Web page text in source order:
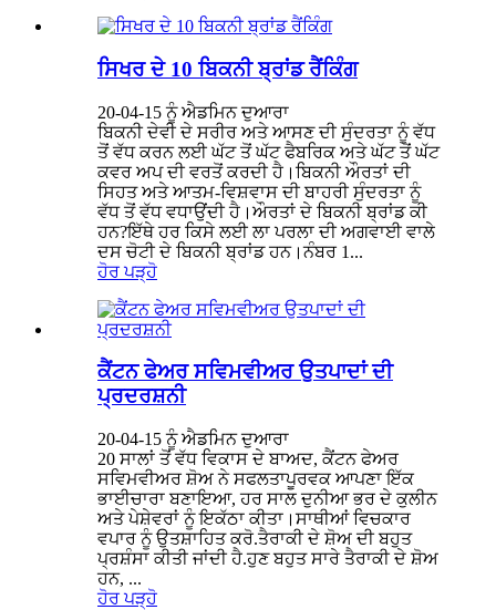
ਸਿਖਰ ਦੇ 10 ਬਿਕਨੀ ਬ੍ਰਾਂਡ ਰੈਂਕਿੰਗ
20-04-15 ਨੂੰ ਐਡਮਿਨ ਦੁਆਰਾ
ਬਿਕਨੀ ਦੇਵੀ ਦੇ ਸਰੀਰ ਅਤੇ ਆਸਣ ਦੀ ਸੁੰਦਰਤਾ ਨੂੰ ਵੱਧ
ਤੋਂ ਵੱਧ ਕਰਨ ਲਈ ਘੱਟ ਤੋਂ ਘੱਟ ਫੈਬਰਿਕ ਅਤੇ ਘੱਟ ਤੋਂ ਘੱਟ
ਕਵਰ ਅਪ ਦੀ ਵਰਤੋਂ ਕਰਦੀ ਹੈ।ਬਿਕਨੀ ਔਰਤਾਂ ਦੀ
ਸਿਹਤ ਅਤੇ ਆਤਮ-ਵਿਸ਼ਵਾਸ ਦੀ ਬਾਹਰੀ ਸੁੰਦਰਤਾ ਨੂੰ
ਵੱਧ ਤੋਂ ਵੱਧ ਵਧਾਉਂਦੀ ਹੈ।ਔਰਤਾਂ ਦੇ ਬਿਕਨੀ ਬ੍ਰਾਂਡ ਕੀ
ਹਨ?ਇੱਥੇ ਹਰ ਕਿਸੇ ਲਈ ਲਾ ਪਰਲਾ ਦੀ ਅਗਵਾਈ ਵਾਲੇ
ਦਸ ਚੋਟੀ ਦੇ ਬਿਕਨੀ ਬ੍ਰਾਂਡ ਹਨ।ਨੰਬਰ 1...
ਹੋਰ ਪੜ੍ਹੋ
ਕੈਂਟਨ ਫੇਅਰ ਸਵਿਮਵੀਅਰ ਉਤਪਾਦਾਂ ਦੀ
ਪ੍ਰਦਰਸ਼ਨੀ
20-04-15 ਨੂੰ ਐਡਮਿਨ ਦੁਆਰਾ
20 ਸਾਲਾਂ ਤੋਂ ਵੱਧ ਵਿਕਾਸ ਦੇ ਬਾਅਦ, ਕੈਂਟਨ ਫੇਅਰ
ਸਵਿਮਵੀਅਰ ਸ਼ੋਅ ਨੇ ਸਫਲਤਾਪੂਰਵਕ ਆਪਣਾ ਇੱਕ
ਭਾਈਚਾਰਾ ਬਣਾਇਆ, ਹਰ ਸਾਲ ਦੁਨੀਆ ਭਰ ਦੇ ਕੁਲੀਨ
ਅਤੇ ਪੇਸ਼ੇਵਰਾਂ ਨੂੰ ਇਕੱਠਾ ਕੀਤਾ।ਸਾਥੀਆਂ ਵਿਚਕਾਰ
ਵਪਾਰ ਨੂੰ ਉਤਸ਼ਾਹਿਤ ਕਰੋ.ਤੈਰਾਕੀ ਦੇ ਸ਼ੋਅ ਦੀ ਬਹੁਤ
ਪ੍ਰਸ਼ੰਸਾ ਕੀਤੀ ਜਾਂਦੀ ਹੈ.ਹੁਣ ਬਹੁਤ ਸਾਰੇ ਤੈਰਾਕੀ ਦੇ ਸ਼ੋਅ
ਹਨ, ...
ਹੋਰ ਪੜ੍ਹੋ